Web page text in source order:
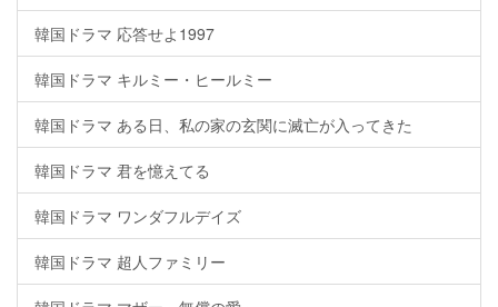
韓国ドラマ 応答せよ1997
韓国ドラマ キルミー・ヒールミー
韓国ドラマ ある日、私の家の玄関に滅亡が入ってきた
韓国ドラマ 君を憶えてる
韓国ドラマ ワンダフルデイズ
韓国ドラマ 超人ファミリー